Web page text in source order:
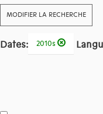
MODIFIER LA RECHERCHE
Dates: 2010s